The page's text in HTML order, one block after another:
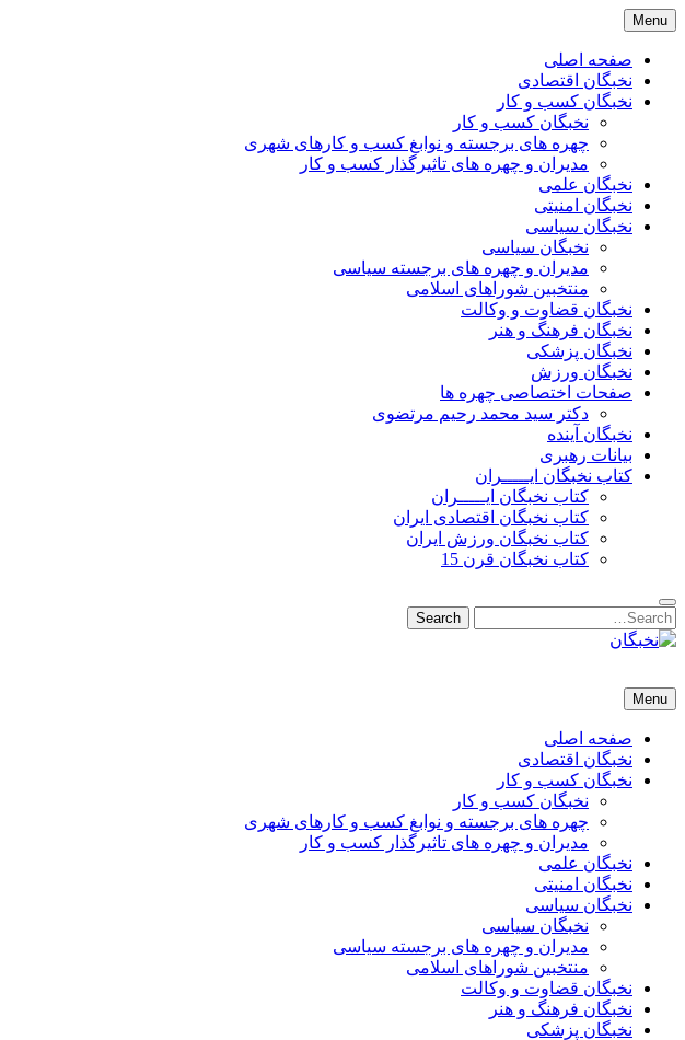
Skip
to
content
Menu
صفحه اصلی
نخبگان اقتصادی
نخبگان کسب و کار
نخبگان کسب و کار
چهره های برجسته و نوابغ کسب و کارهای شهری
مدیران و چهره های تاثیرگذار کسب و کار
نخبگان علمی
نخبگان امنیتی
نخبگان سیاسی
نخبگان سیاسی
مدیران و چهره های برجسته سیاسی
منتخبین شوراهای اسلامی
نخبگان قضاوت و وکالت
نخبگان فرهنگ و هنر
نخبگان پزشکی
نخبگان ورزش
صفحات اختصاصی چهره ها
دکتر سید محمد رحیم مرتضوی
نخبگان آینده
بیانات رهبری
کتاب نخبگان ایـــــران
کتاب نخبگان ایـــــران
کتاب نخبگان اقتصادی ایران
کتاب نخبگان ورزش ایران
کتاب نخبگان قرن 15
Search
for:
Search
نخبگان تایمز/ کتاب نخبگان + پورتال رسمی کتاب نخبگان ایران – کتاب نخبگان اقتصادی ایران – کتاب نخبگان قرن 15 – کتاب نخبگان ورزش ایران – کتاب نخبگان کسب و
Menu
صفحه اصلی
نخبگان اقتصادی
نخبگان کسب و کار
نخبگان کسب و کار
چهره های برجسته و نوابغ کسب و کارهای شهری
مدیران و چهره های تاثیرگذار کسب و کار
نخبگان علمی
نخبگان امنیتی
نخبگان سیاسی
نخبگان سیاسی
مدیران و چهره های برجسته سیاسی
منتخبین شوراهای اسلامی
نخبگان قضاوت و وکالت
نخبگان فرهنگ و هنر
نخبگان پزشکی